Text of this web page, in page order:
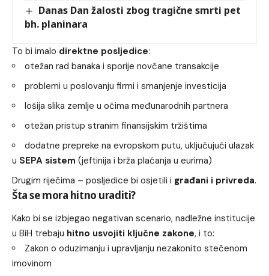
Danas Dan žalosti zbog tragične smrti pet
bh. planinara
To bi imalo direktne posljedice:
otežan rad banaka i sporije novčane transakcije
problemi u poslovanju firmi i smanjenje investicija
lošija slika zemlje u očima međunarodnih partnera
otežan pristup stranim finansijskim tržištima
dodatne prepreke na evropskom putu, uključujući ulazak
u SEPA sistem (jeftinija i brža plaćanja u eurima)
Drugim riječima – posljedice bi osjetili i građani i privreda.
Šta se mora hitno uraditi?
Kako bi se izbjegao negativan scenario, nadležne institucije
u BiH trebaju hitno usvojiti ključne zakone, i to:
Zakon o oduzimanju i upravljanju nezakonito stečenom
imovinom